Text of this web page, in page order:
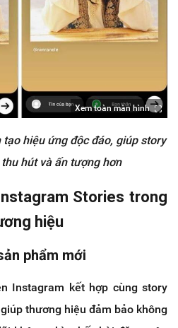
Xem toàn màn hình
tạo hiệu ứng độc đáo, giúp story
hút và ấn tượng hơn
Stories trong
hiệu
phẩm mới
Instagram kết hợp cùng story
thương hiệu đảm bảo không